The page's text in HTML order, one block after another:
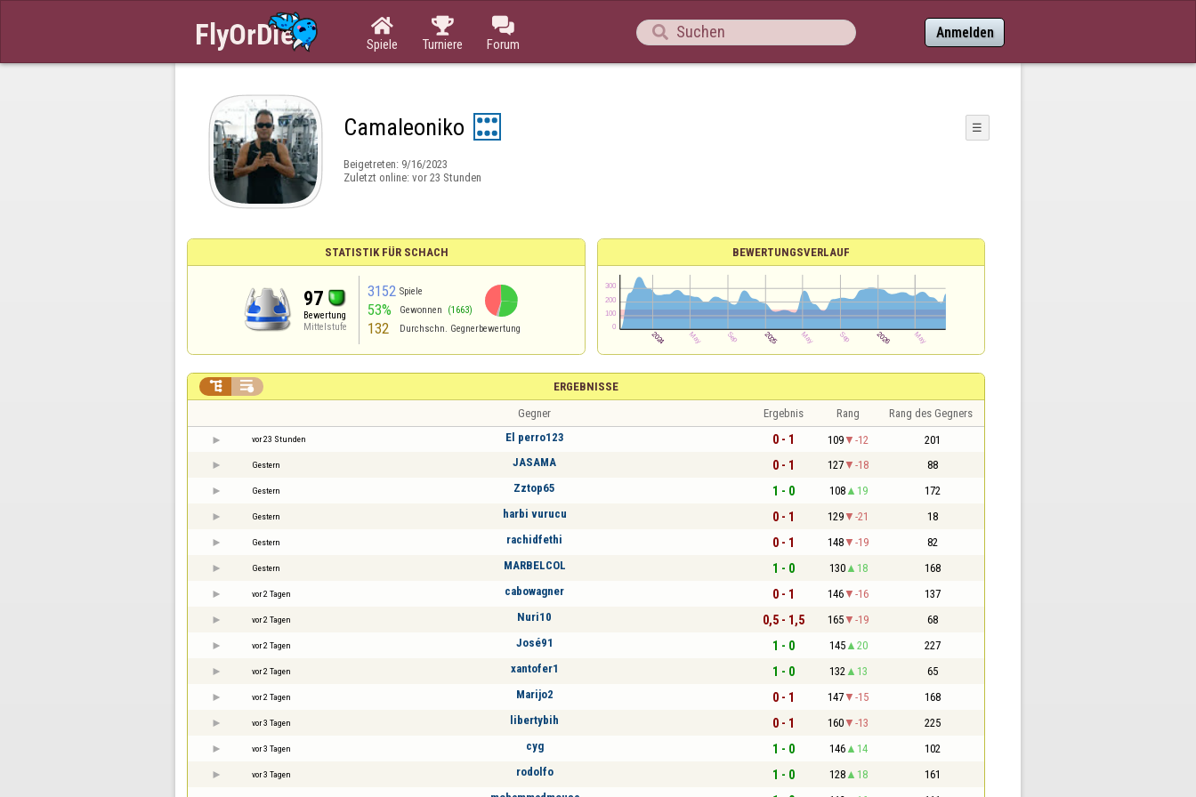

Spiele

Turniere

Forum
 Anmelden
Camaleoniko ☰
Beigetreten: 9/16/2023
Zuletzt online: vor 23 Stunden
STATISTIK FÜR SCHACH
97
Bewertung
Mittelstufe
3152 Spiele
53% Gewonnen (1663)
132 Durchschn. Gegnerbewertung
BEWERTUNGSVERLAUF
ERGEBNISSE
 
Gegner Ergebnis Rang Rang des Gegners
vor 23 Stunden El perro123 0 - 1 109 -12 201
Gestern JASAMA 0 - 1 127 -18 88
Gestern Zztop65 1 - 0 108 19 172
Gestern harbi vurucu 0 - 1 129 -21 18
Gestern rachidfethi 0 - 1 148 -19 82
Gestern MARBELCOL 1 - 0 130 18 168
vor 2 Tagen cabowagner 0 - 1 146 -16 137
vor 2 Tagen Nuri10 0,5 - 1,5 165 -19 68
vor 2 Tagen José91 1 - 0 145 20 227
vor 2 Tagen xantofer1 1 - 0 132 13 65
vor 2 Tagen Marijo2 0 - 1 147 -15 168
vor 3 Tagen libertybih 0 - 1 160 -13 225
vor 3 Tagen cyg 1 - 0 146 14 102
vor 3 Tagen rodolfo 1 - 0 128 18 161